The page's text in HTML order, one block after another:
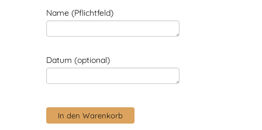
Name (Pflichtfeld)
Datum (optional)